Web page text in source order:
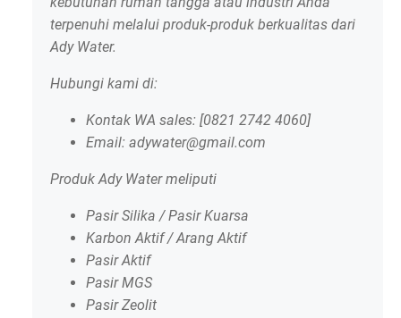
terpenuhi melalui produk-produk berkualitas dari
Ady Water.
Hubungi kami di:
Kontak WA sales: [0821 2742 4060]
Email: adywater@gmail.com
Produk Ady Water meliputi
Pasir Silika / Pasir Kuarsa
Karbon Aktif / Arang Aktif
Pasir Aktif
Pasir MGS
Pasir Zeolit